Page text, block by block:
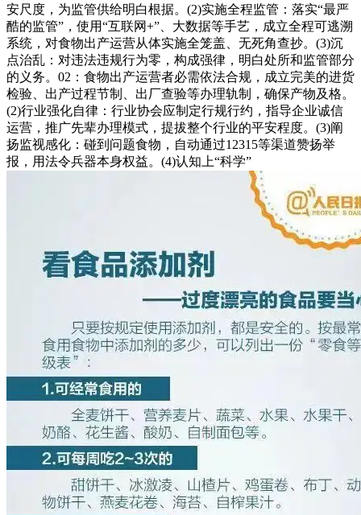
安尺度，为监管供给明白根据。(2)实施全程监管：落实“最严
酷的监管”，使用“互联网+”、大数据等手艺，成立全程可逃溯
系统，对食物出产运营从体实施全笼盖、无死角查抄。(3)沉
点治乱：对违法违规行为零，构成强律，明白处所和监管部分
的义务。02：食物出产运营者必需依法合规，成立完美的进货
检验、出产过程节制、出厂查验等办理轨制，确保产物及格。
(2)行业强化自律：行业协会应制定行规行约，指导企业诚信
运营，推广先辈办理模式，提拔整个行业的平安程度。(3)阐
扬监视感化：碰到问题食物，自动通过12315等渠道赞扬举
报，用法令兵器本身权益。(4)认知上“科学”